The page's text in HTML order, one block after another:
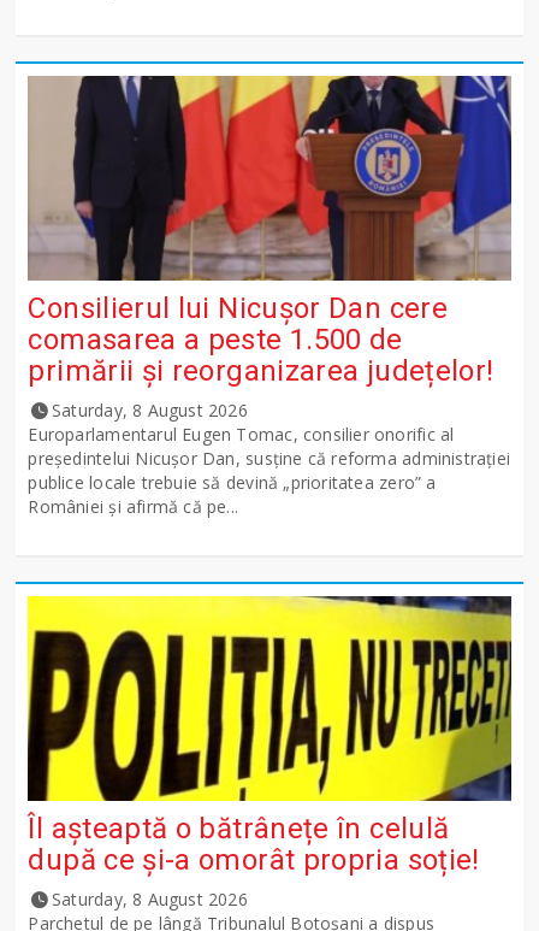
Consilierul lui Nicușor Dan cere
comasarea a peste 1.500 de
primării și reorganizarea județelor!
Saturday, 8 August 2026
Europarlamentarul Eugen Tomac, consilier onorific al
președintelui Nicușor Dan, susține că reforma administrației
publice locale trebuie să devină „prioritatea zero” a
României și afirmă că pe...
Îl așteaptă o bătrânețe în celulă
după ce și-a omorât propria soție!
Saturday, 8 August 2026
Parchetul de pe lângă Tribunalul Botoşani a dispus